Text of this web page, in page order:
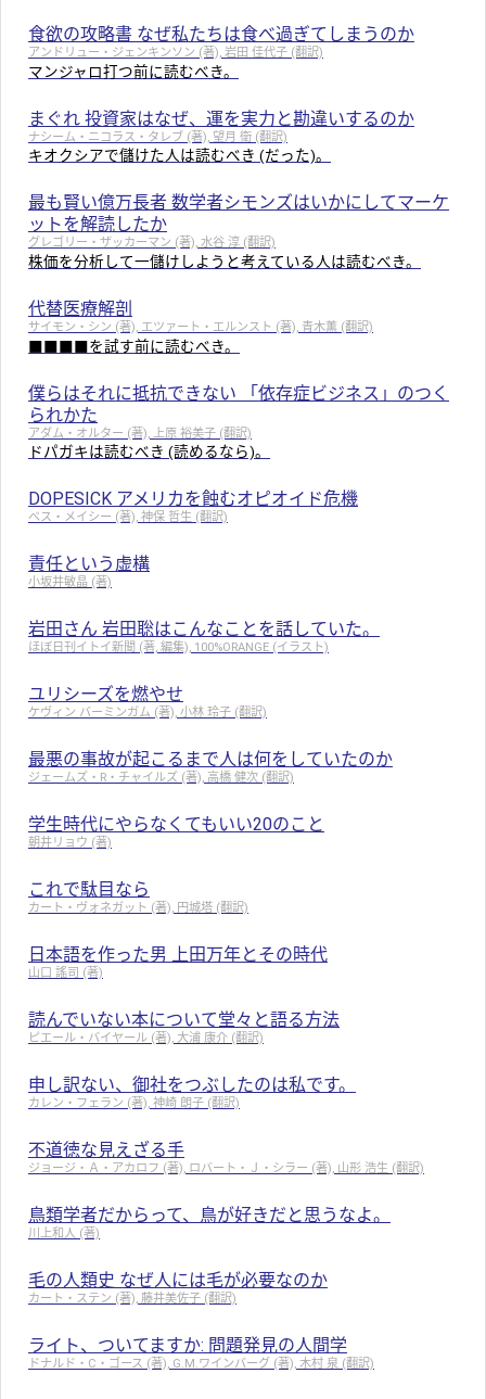
食欲の攻略書 なぜ私たちは食べ過ぎてしまうのか
アンドリュー・ジェンキンソン (著), 岩田 佳代子 (翻訳)
マンジャロ打つ前に読むべき。
まぐれ 投資家はなぜ、運を実力と勘違いするのか
ナシーム・ニコラス・タレブ (著), 望月 衛 (翻訳)
キオクシアで儲けた人は読むべき (だった)。
最も賢い億万長者 数学者シモンズはいかにしてマーケ
ットを解読したか
グレゴリー・ザッカーマン (著), 水谷 淳 (翻訳)
株価を分析して一儲けしようと考えている人は読むべき。
代替医療解剖
サイモン・シン (著), エツァート・エルンスト (著), 青木薫 (翻訳)
■■■■を試す前に読むべき。
僕らはそれに抵抗できない 「依存症ビジネス」のつく
られかた
アダム・オルター (著), 上原 裕美子 (翻訳)
ドパガキは読むべき (読めるなら)。
DOPESICK アメリカを蝕むオピオイド危機
ベス・メイシー (著), 神保 哲生 (翻訳)
責任という虚構
小坂井敏晶 (著)
岩田さん 岩田聡はこんなことを話していた。
ほぼ日刊イトイ新聞 (著, 編集), 100%ORANGE (イラスト)
ユリシーズを燃やせ
ケヴィン バーミンガム (著), 小林 玲子 (翻訳)
最悪の事故が起こるまで人は何をしていたのか
ジェームズ・R・チャイルズ (著), 高橋 健次 (翻訳)
学生時代にやらなくてもいい20のこと
朝井リョウ (著)
これで駄目なら
カート・ヴォネガット (著), 円城塔 (翻訳)
日本語を作った男 上田万年とその時代
山口 謠司 (著)
読んでいない本について堂々と語る方法
ピエール・バイヤール (著), 大浦 康介 (翻訳)
申し訳ない、御社をつぶしたのは私です。
カレン・フェラン (著), 神崎 朗子 (翻訳)
不道徳な見えざる手
ジョージ・Ａ・アカロフ (著), ロバート・Ｊ・シラー (著), 山形 浩生 (翻訳)
鳥類学者だからって、鳥が好きだと思うなよ。
川上和人 (著)
毛の人類史 なぜ人には毛が必要なのか
カート・ステン (著), 藤井美佐子 (翻訳)
ライト、ついてますか: 問題発見の人間学
ドナルド・C・ゴース (著), G.M.ワインバーグ (著), 木村 泉 (翻訳)